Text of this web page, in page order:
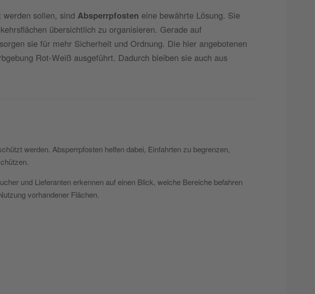
sollen, sind Absperrpfosten eine bewährte Lösung. Sie
übersichtlich zu organisieren. Gerade auf
sie für mehr Sicherheit und Ordnung. Die hier angebotenen
Rot-Weiß ausgeführt. Dadurch bleiben sie auch aus
werden. Absperrpfosten helfen dabei, Einfahrten zu begrenzen,
und Lieferanten erkennen auf einen Blick, welche Bereiche befahren
vorhandener Flächen.